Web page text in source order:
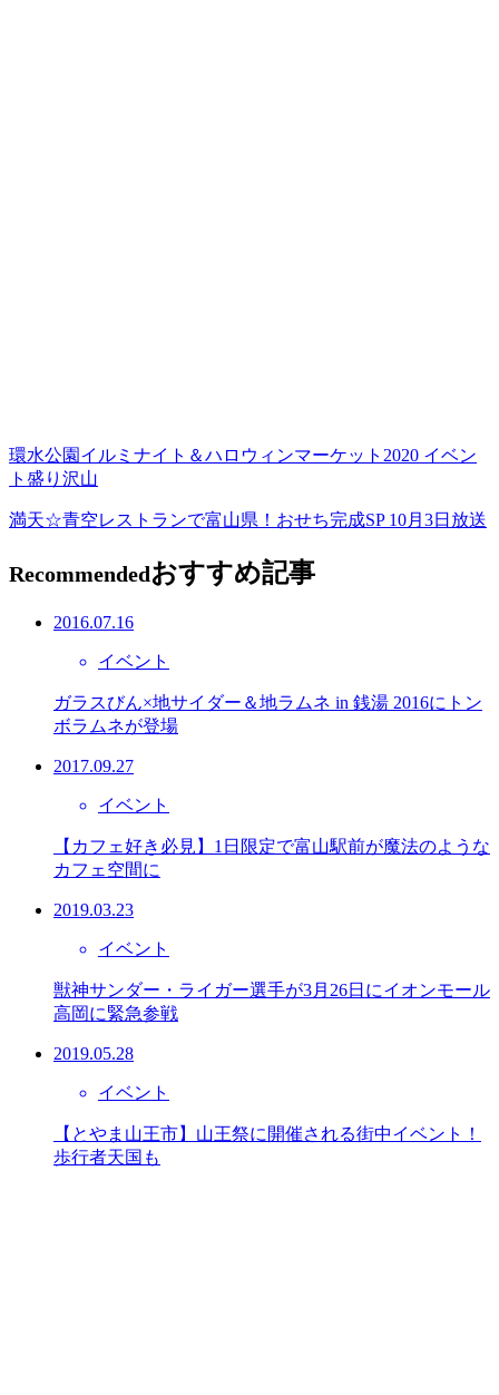
環水公園イルミナイト＆ハロウィンマーケット2020 イベン
ト盛り沢山
満天☆青空レストランで富山県！おせち完成SP 10月3日放送
Recommendedおすすめ記事
2016.07.16
イベント
ガラスびん×地サイダー＆地ラムネ in 銭湯 2016にトン
ボラムネが登場
2017.09.27
イベント
【カフェ好き必見】1日限定で富山駅前が魔法のような
カフェ空間に
2019.03.23
イベント
獣神サンダー・ライガー選手が3月26日にイオンモール
高岡に緊急参戦
2019.05.28
イベント
【とやま山王市】山王祭に開催される街中イベント！
歩行者天国も